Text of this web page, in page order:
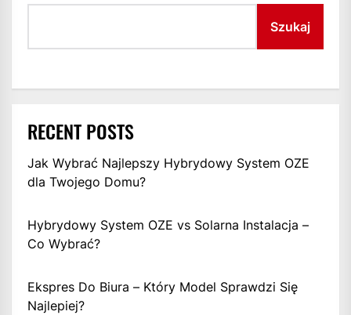
Szukaj
RECENT POSTS
Jak Wybrać Najlepszy Hybrydowy System OZE
dla Twojego Domu?
Hybrydowy System OZE vs Solarna Instalacja –
Co Wybrać?
Ekspres Do Biura – Który Model Sprawdzi Się
Najlepiej?